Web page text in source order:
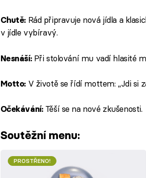
Chutě: Rád připravuje nová jídla a
v jídle vybíravý.
Nesnáší: Při stolování mu vadí hlasité
Motto: V životě se řídí mottem: „Jdi si
Očekávání: Těší se na nové zkušenosti.
Soutěžní menu:
PROSTŘENO!